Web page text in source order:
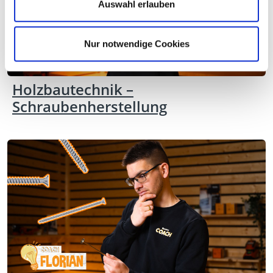
Auswahl erlauben
Nur notwendige Cookies
Holzbautechnik –
Schraubenherstellung